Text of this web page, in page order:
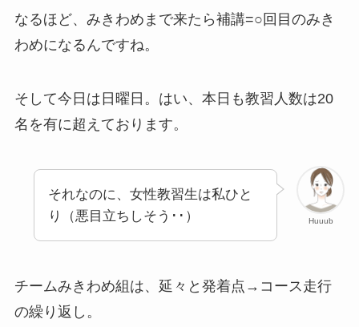
なるほど、みきわめまで来たら補講=○回目のみき
わめになるんですね。
そして今日は日曜日。はい、本日も教習人数は20
名を有に超えております。
Huuub
それなのに、女性教習生は私ひと
り（悪目立ちしそう･･）
チームみきわめ組は、延々と発着点→コース走行
の繰り返し。